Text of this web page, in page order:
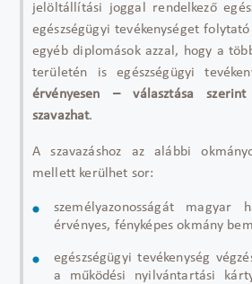
jelöltállítási joggal rendelkező
egészségügyi tevékenységet
egyéb diplomások azzal, hogy a
területén is egészségügyi
érvényesen – választása
szavazhat.
A szavazáshoz az alábbi
mellett kerülhet sor:
személyazonosságát
érvényes, fényképes okmány
egészségügyi tevékenység
a működési nyilvántartási